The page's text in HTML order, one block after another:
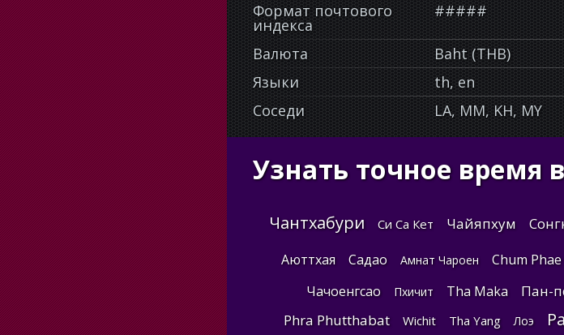
Формат почтового
индекса
#####
Валюта
Baht (THB)
Языки
th, en
Соседи
LA, MM, KH, MY
Узнать точное время
Чантхабури Си Са Кет Чайяпхум
Аюттхая Садао Амнат Чароен Chum Phae
Чачоенгсао
Пхичит Tha Maka Пан-
Phra Phutthabat Wichit Tha Yang Лоэ